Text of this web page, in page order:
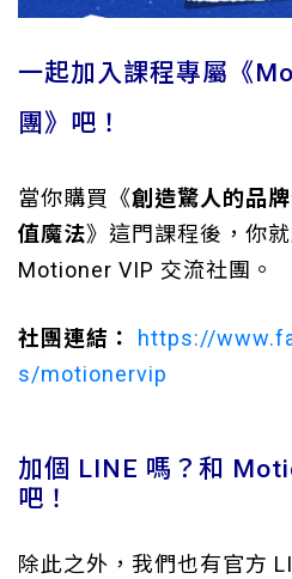
一起加入課程專屬《
團》吧！
當你購買《創造驚人的品
值魔法》這門課程後，你
Motioner VIP 交流社團。
社團連結：
https://
s/motionervip
加個 LINE 嗎？和
吧！
除此之外，我們也有官方